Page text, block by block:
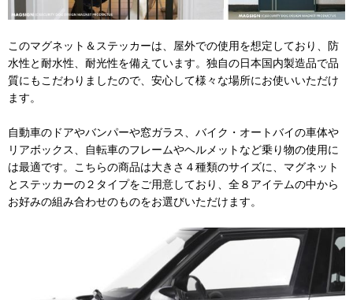
このマグネット＆ステッカーは、屋外での使用を想定しており、防
水性と耐水性、耐光性を備えています。独自の日本国内製造品で品
質にもこだわりましたので、安心して様々な場所にお使いいただけ
ます。
自動車のドアやバンパーや窓ガラス、バイク・オートバイの車体や
リアボックス、自転車のフレームやヘルメットなど乗り物の使用に
は最適です。こちらの商品は大きさ４種類のサイズに、マグネット
とステッカーの２タイプをご用意しており、全８アイテムの中から
お好みの組み合わせのものをお選びいただけます。